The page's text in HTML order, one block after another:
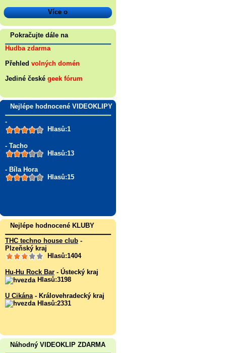
Více o
Pokračujte dále na
Hudba zdarma
Přehled volných domén
Jediné české geek fórum
Nejlépe hodnocené VIDEOKLIPY
-
Hlasů:1
- Tacho
Hlasů:13
- Bíla Hora
Hlasů:15
Nejlépe hodnocené KLUBY
THC techno house club -
Plzeňský kraj
Hlasů:1404
Hu-Hu Rock Bar - Ústecký kraj
Hlasů:3198
U Cikána - Královehradecký kraj
Hlasů:2331
Náhodný VIDEOKLIP ZDARMA